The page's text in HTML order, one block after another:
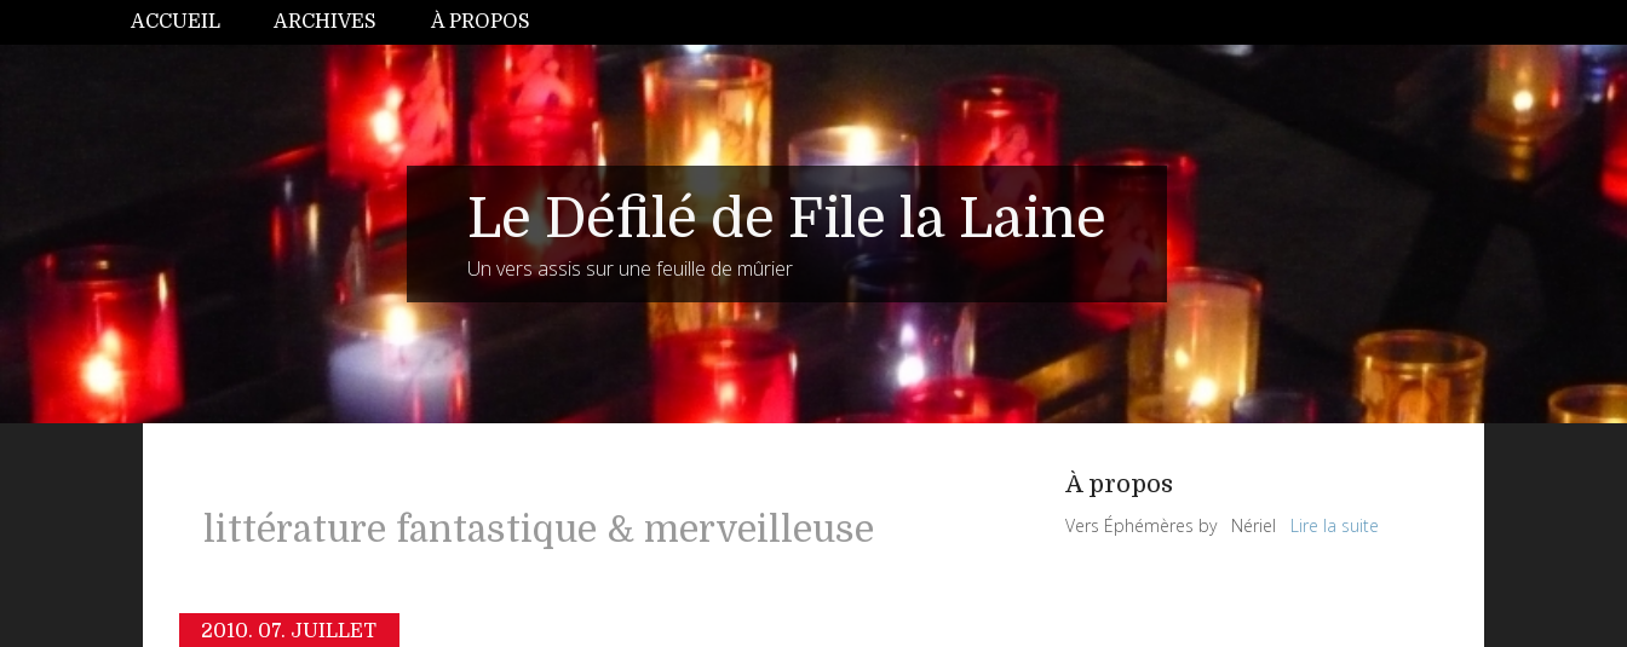
ACCUEIL ARCHIVES À PROPOS
Le Défilé de File la Laine
Un vers assis sur une feuille de mûrier
littérature fantastique & merveilleuse
2010. 07. JUILLET
À propos
Vers Éphémères by Nériel Lire la suite